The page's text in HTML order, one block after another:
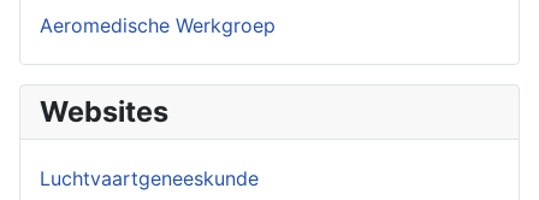
Aeromedische Werkgroep
Websites
Luchtvaartgeneeskunde